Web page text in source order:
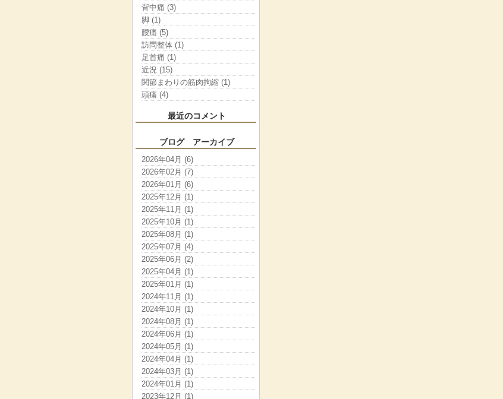
背中痛 (3)
脚 (1)
腰痛 (5)
訪問整体 (1)
足首痛 (1)
近況 (15)
関節まわりの筋肉拘縮 (1)
頭痛 (4)
最近のコメント
ブログ アーカイブ
2026年04月 (6)
2026年02月 (7)
2026年01月 (6)
2025年12月 (1)
2025年11月 (1)
2025年10月 (1)
2025年08月 (1)
2025年07月 (4)
2025年06月 (2)
2025年04月 (1)
2025年01月 (1)
2024年11月 (1)
2024年10月 (1)
2024年08月 (1)
2024年06月 (1)
2024年05月 (1)
2024年04月 (1)
2024年03月 (1)
2024年01月 (1)
2023年12月 (1)